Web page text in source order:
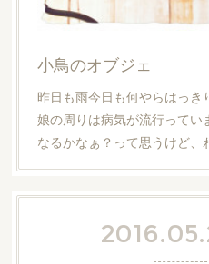
小鳥のオブジェ
昨日も雨今日も何やらはっ
娘の周りは病気が流行って
なるかなぁ？って思うけど